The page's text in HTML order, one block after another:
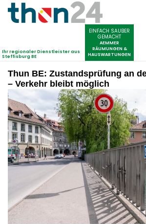
Thun BE: Zustandsprüfung an
– Verkehr bleibt möglich